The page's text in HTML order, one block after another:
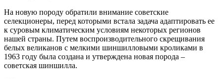
На новую породу обратили внимание советские
селекционеры, перед которыми встала задача адаптировать ее
к суровым климатическим условиям некоторых регионов
нашей страны. Путем воспроизводительного скрещивания
белых великанов с мелкими шиншилловыми кроликами в
1963 году была создана и утверждена новая порода –
советская шиншилла.